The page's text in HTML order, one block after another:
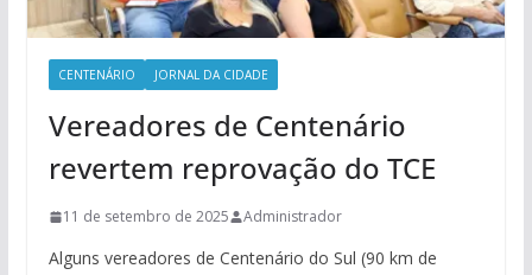
CENTENÁRIO JORNAL DA CIDADE
Vereadores de Centenário
revertem reprovação do TCE
11 de setembro de 2025 Administrador
Alguns vereadores de Centenário do Sul (90 km de